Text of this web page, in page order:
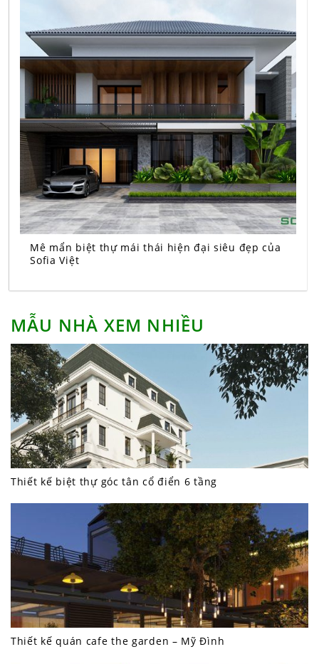
Mê mẩn biệt thự mái thái hiện đại siêu đẹp của
Sofia Việt
MẪU NHÀ XEM NHIỀU
Thiết kế biệt thự góc tân cổ điển 6 tầng
Thiết kế quán cafe the garden – Mỹ Đình